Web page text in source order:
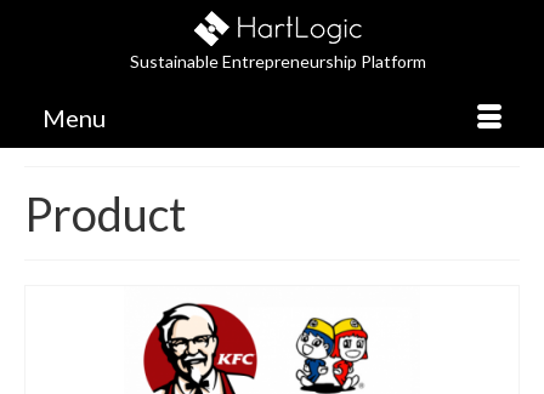
Sustainable Entrepreneurship Platform
Menu
Product